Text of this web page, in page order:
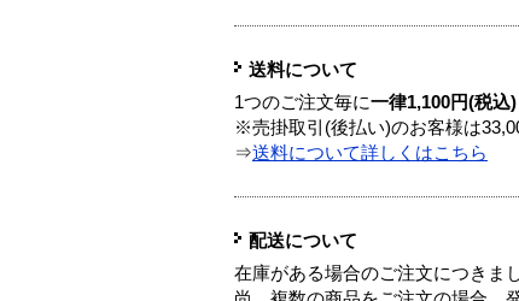
送料について
1つのご注文毎に一律1,100円(税込)
※売掛取引(後払い)のお客様は
⇒送料について詳しくはこちら
配送について
在庫がある場合のご注文につきま